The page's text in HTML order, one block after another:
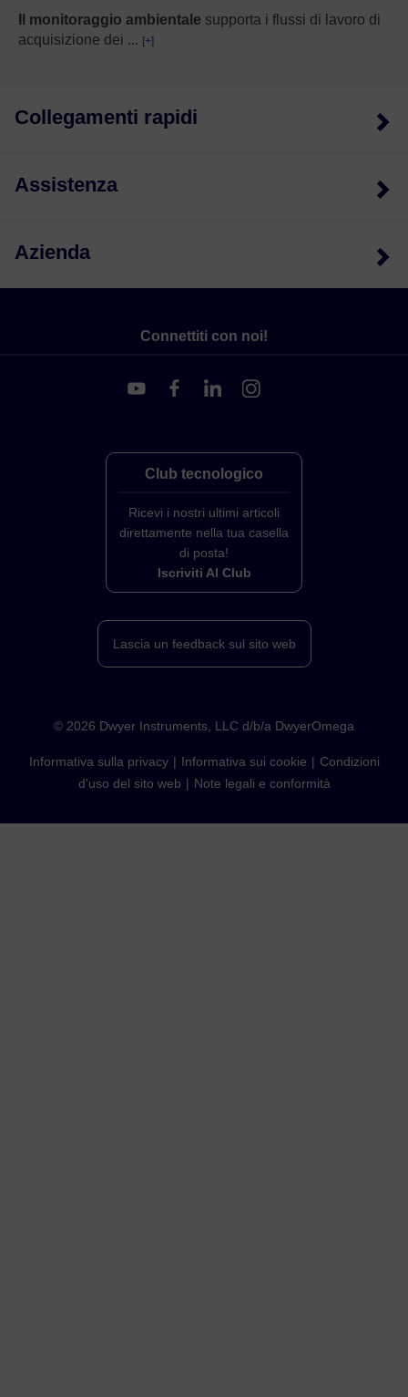
Il monitoraggio ambientale supporta i flussi di lavoro di
acquisizione dei ... [+]
Collegamenti rapidi
Assistenza
Azienda
Connettiti con noi!
Club tecnologico
Ricevi i nostri ultimi articoli
direttamente nella tua casella
di posta!
Iscriviti Al Club
Lascia un feedback sul sito web
© 2026 Dwyer Instruments, LLC d/b/a DwyerOmega
Informativa sulla privacy Informativa sui cookie
Condizioni
d'uso del sito web
Note legali e conformità